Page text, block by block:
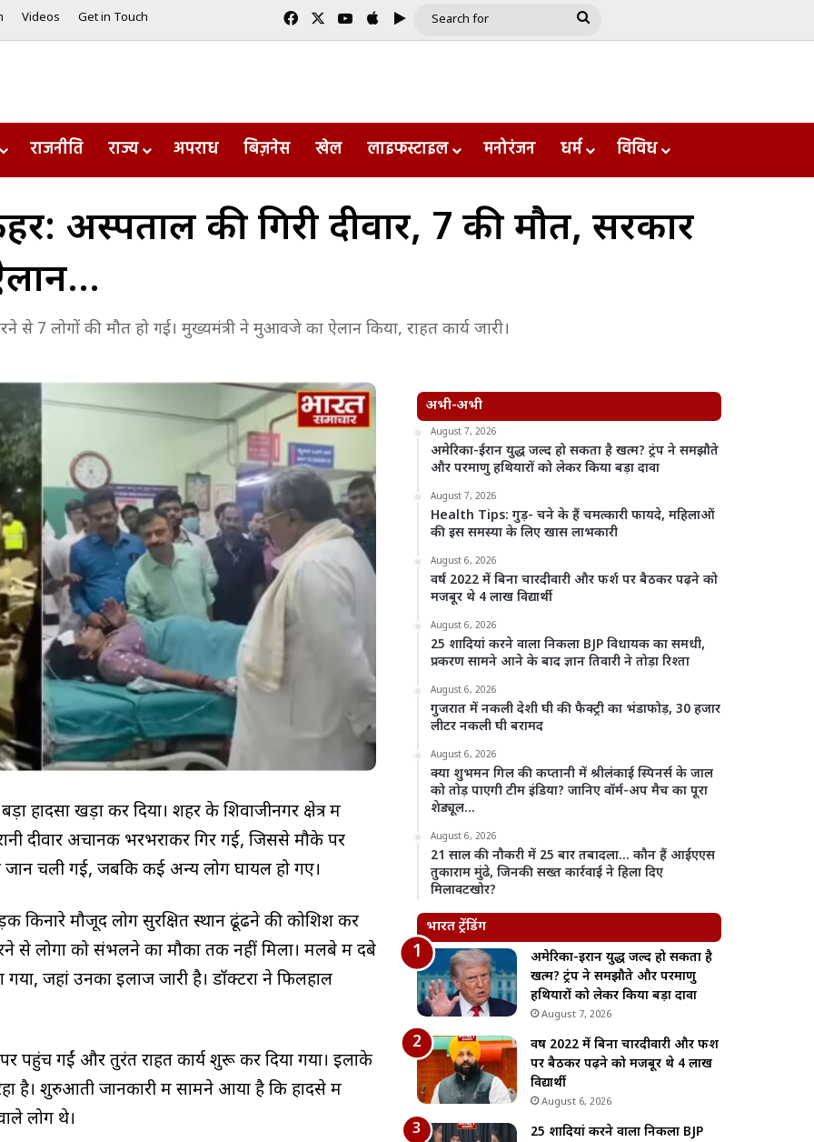
Videos Get in Touch FacebookYouTube
AppleGoogle Play
Search
राजनीति राज्य अपराध बिज़नेस खेल लाइफस्टाइल मनोरंजन धर्म विविध
अस्पताल की गिरी दीवार, 7 की मौत, सरकार
से 7 लोगों की मौत हो गई। मुख्यमंत्री ने मुआवजे का ऐलान किया, राहत कार्य जारी।
खड़ा कर दिया। शहर के शिवाजीनगर क्षेत्र में
दीवार अचानक भरभराकर गिर गई, जिससे मौके पर
जान चली गई, जबकि कई अन्य लोग घायल हो गए।
किनारे मौजूद लोग सुरक्षित स्थान ढूंढने की कोशिश कर
से लोगों को संभलने का मौका तक नहीं मिला। मलबे में दबे
जहां उनका इलाज जारी है। डॉक्टरों ने फिलहाल
पहुंच गईं और तुरंत राहत कार्य शुरू कर दिया गया। इलाके
है। शुरुआती जानकारी में सामने आया है कि हादसे में
लोग थे।
अभी-अभी
August 7, 2026
अमेरिका-ईरान युद्ध जल्द हो सकता है खत्म? ट्रंप ने समझौते
और परमाणु हथियारों को लेकर किया बड़ा दावा
August 7, 2026
Health Tips: गुड़- चने के हैं चमत्कारी फायदे, महिलाओं
की इस समस्या के लिए खास लाभकारी
August 6, 2026
वर्ष 2022 में बिना चारदीवारी और फर्श पर बैठकर पढ़ने को
मजबूर थे 4 लाख विद्यार्थी
August 6, 2026
25 शादियां करने वाला निकला BJP विधायक का समधी,
प्रकरण सामने आने के बाद ज्ञान तिवारी ने तोड़ा रिश्ता
August 6, 2026
गुजरात में नकली देशी घी की फैक्ट्री का भंडाफोड़, 30 हजार
लीटर नकली घी बरामद
August 6, 2026
क्या शुभमन गिल की कप्तानी में श्रीलंकाई स्पिनर्स के जाल
को तोड़ पाएगी टीम इंडिया? जानिए वॉर्म-अप मैच का पूरा
शेड्यूल…
August 6, 2026
21 साल की नौकरी में 25 बार तबादला… कौन हैं आईएएस
तुकाराम मुंढे, जिनकी सख्त कार्रवाई ने हिला दिए
मिलावटखोर?
भारत ट्रेंडिंग
अमेरिका-ईरान युद्ध जल्द हो सकता है
खत्म? ट्रंप ने समझौते और परमाणु
हथियारों को लेकर किया बड़ा दावा
August 7, 2026
वर्ष 2022 में बिना चारदीवारी और फर्श
पर बैठकर पढ़ने को मजबूर थे 4 लाख
विद्यार्थी
August 6, 2026
25 शादियां करने वाला निकला BJP